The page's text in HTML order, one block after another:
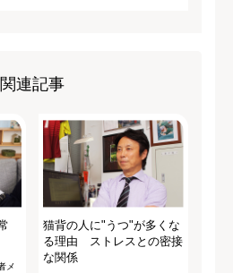
関連記事
メ
猫背の人に"うつ"が多くな
る理由 ストレスとの密接
な関係